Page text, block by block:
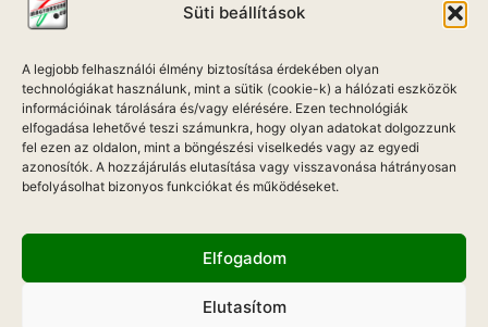
Süti beállítások
A legjobb felhasználói élmény biztosítása érdekében olyan
technológiákat használunk, mint a sütik (cookie-k) a hálózati eszközök
információinak tárolására és/vagy elérésére. Ezen technológiák
elfogadása lehetővé teszi számunkra, hogy olyan adatokat dolgozzunk
fel ezen az oldalon, mint a böngészési viselkedés vagy az egyedi
azonosítók. A hozzájárulás elutasítása vagy visszavonása hátrányosan
befolyásolhat bizonyos funkciókat és működéseket.
Elfogadom
Elutasítom
IMPRESSZUM
ETIKAI KÓDEX
MÉDIA AJÁNLAT
ADATKEZELÉSI NYILATKOZAT
Hadd Szóljon!